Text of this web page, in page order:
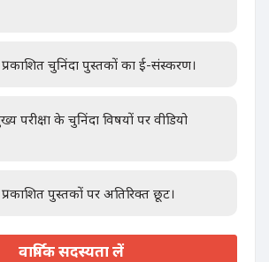
प्रकाशित चुनिंदा पुस्तकों का ई-संस्करण।
परीक्षा के चुनिंदा विषयों पर वीडियो
प्रकाशित पुस्तकों पर अतिरिक्त छूट।
वार्षिक सदस्यता लें